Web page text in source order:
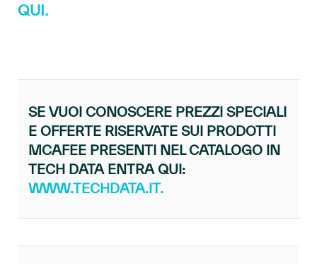
QUI.
SE VUOI CONOSCERE PREZZI SPECIALI
E OFFERTE RISERVATE SUI PRODOTTI
MCAFEE PRESENTI NEL CATALOGO IN
TECH DATA ENTRA QUI:
WWW.TECHDATA.IT.